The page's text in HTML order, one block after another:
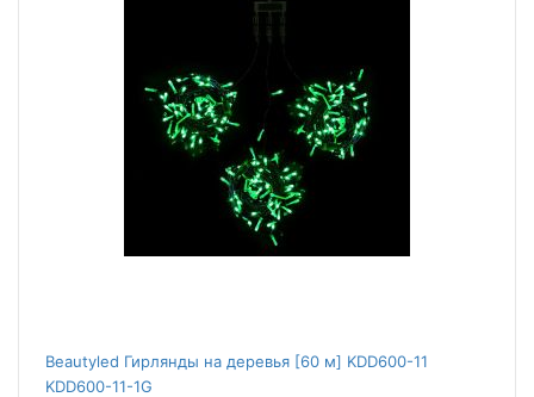
Beautyled Гирлянды на деревья [60 м] KDD600-11
KDD600-11-1G